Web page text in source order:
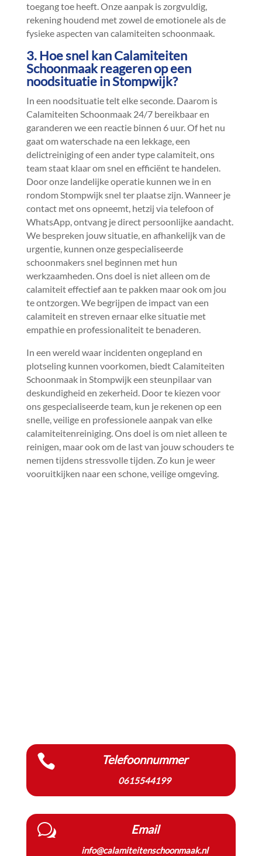
toegang toe heeft.​ Onze aanpak is zorgvuldig,
rekening houdend met zowel de emotionele als de
fysieke aspecten van calamiteiten schoonmaak.​
3.​ Hoe snel kan Calamiteiten
Schoonmaak reageren op een
noodsituatie in Stompwijk?
In een noodsituatie telt elke seconde.​ Daarom is
Calamiteiten Schoonmaak 24/7 bereikbaar en
garanderen we een reactie binnen 6 uur.​ Of het nu
gaat om waterschade na een lekkage, een
delictreiniging of een ander type calamiteit, ons
team staat klaar om snel en efficiënt te handelen.​
Door onze landelijke operatie kunnen we in en
rondom Stompwijk snel ter plaatse zijn.​ Wanneer je
contact met ons opneemt, hetzij via telefoon of
WhatsApp, ontvang je direct persoonlijke aandacht.​
We bespreken jouw situatie, en afhankelijk van de
urgentie, kunnen onze gespecialiseerde
schoonmakers snel beginnen met hun
werkzaamheden.​ Ons doel is niet alleen om de
calamiteit effectief aan te pakken maar ook om jou
te ontzorgen.​ We begrijpen de impact van een
calamiteit en streven ernaar elke situatie met
empathie en professionaliteit te benaderen.​
In een wereld waar incidenten ongepland en
plotseling kunnen voorkomen, biedt Calamiteiten
Schoonmaak in Stompwijk een steunpilaar van
deskundigheid en zekerheid.​ Door te kiezen voor
ons gespecialiseerde team, kun je rekenen op een
snelle, veilige en professionele aanpak van elke
calamiteitenreiniging.​ Ons doel is om niet alleen te
reinigen, maar ook om de last van jouw schouders te
nemen tijdens stressvolle tijden.​ Zo kun je weer
vooruitkijken naar een schone, veilige omgeving.​
 Telefoonnummer
0615544199
w Email
info@calamiteitenschoonmaak.nl